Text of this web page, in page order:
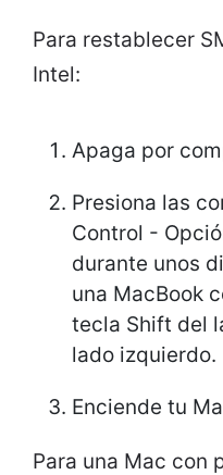
Para restablecer
Intel:
Apaga por
Presiona las
Control -
durante unos
una MacBook
tecla Shift del
lado izquierdo.
Enciende tu
Para una Mac con